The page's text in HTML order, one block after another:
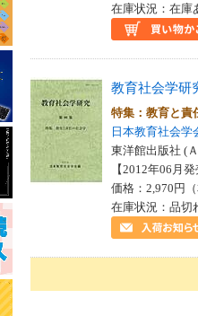
在庫状況：在庫
教育社会学
特集：教育と
日本教育社会学
東洋館出版社 (
【2012年06月
価格：2,970円
在庫状況：品切